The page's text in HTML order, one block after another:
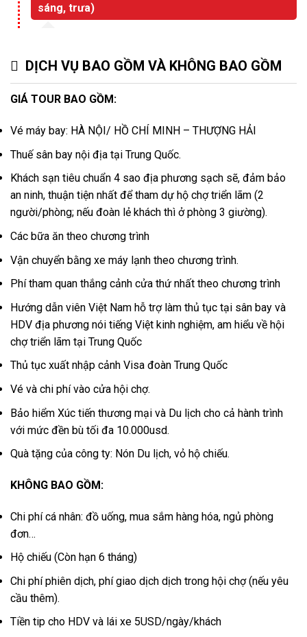
sáng, trưa)
DỊCH VỤ BAO GỒM VÀ KHÔNG BAO GỒM
GIÁ TOUR BAO GỒM:
Vé máy bay: HÀ NỘI/ HỒ CHÍ MINH – THƯỢNG HẢI
Thuế sân bay nội địa tại Trung Quốc.
Khách sạn tiêu chuẩn 4 sao địa phương sạch sẽ, đảm bảo
an ninh, thuận tiện nhất để tham dự hộ chợ triển lãm (2
người/phòng; nếu đoàn lẻ khách thì ở phòng 3 giường).
Các bữa ăn theo chương trình
Vận chuyển bằng xe máy lạnh theo chương trình.
Phí tham quan thắng cảnh cửa thứ nhất theo chương trình
Hướng dẫn viên Việt Nam hỗ trợ làm thủ tục tại sân bay và
HDV địa phương nói tiếng Việt kinh nghiệm, am hiểu về hội
chợ triển lãm tại Trung Quốc
Thủ tục xuất nhập cảnh Visa đoàn Trung Quốc
Vé và chi phí vào cửa hội chợ.
Bảo hiểm Xúc tiến thương mại và Du lịch cho cả hành trình
với mức đền bù tối đa 10.000usd.
Quà tặng của công ty: Nón Du lịch, vỏ hộ chiếu.
KHÔNG BAO GỒM:
Chi phí cá nhân: đồ uống, mua sắm hàng hóa, ngủ phòng
đơn…
Hộ chiếu (Còn hạn 6 tháng)
Chi phí phiên dịch, phí giao dịch dịch trong hội chợ (nếu yêu
cầu thêm).
Tiền tip cho HDV và lái xe 5USD/ngày/khách